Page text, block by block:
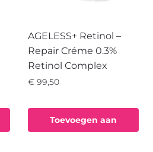
AGELESS+ Retinol –
Repair Créme 0.3%
Retinol Complex
€ 99,50
Toevoegen aan